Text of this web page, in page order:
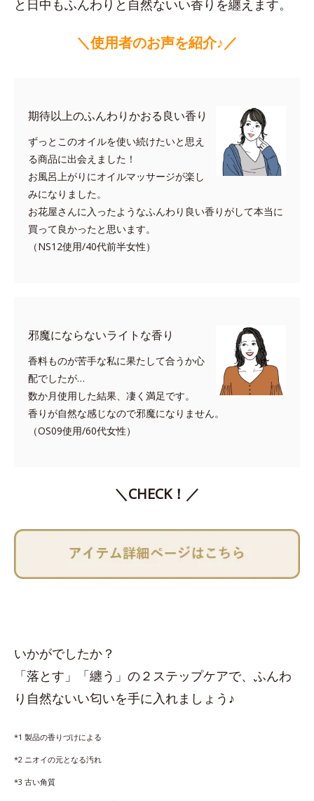
と日中もふんわりと自然ないい香りを纏えます。
＼使用者のお声を紹介♪／
期待以上のふんわりかおる良い香り
ずっとこのオイルを使い続けたいと思え
る商品に出会えました！
お風呂上がりにオイルマッサージが楽し
みになりました。
お花屋さんに入ったようなふんわり良い香りがして本当に
買って良かったと思います。
（NS12使用/40代前半女性）
邪魔にならないライトな香り
香料ものが苦手な私に果たして合うか心
配でしたが…
数か月使用した結果、凄く満足です。
香りが自然な感じなので邪魔になりません。
（OS09使用/60代女性）
＼CHECK！／
いかがでしたか？
「落とす」「纏う」の２ステップケアで、ふんわ
り自然ないい匂いを手に入れましょう♪
*1 製品の香りづけによる
*2 ニオイの元となる汚れ
*3 古い角質